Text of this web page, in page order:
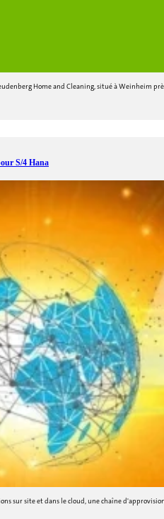
Home and Cleaning, situé à Weinheim
S/4 Hana
sur site et dans le cloud, une chaîne